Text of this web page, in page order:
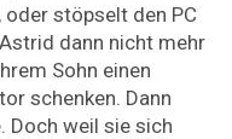
stöpselt den PC
dann nicht mehr
Sohn einen
schenken. Dann
Doch weil sie sich